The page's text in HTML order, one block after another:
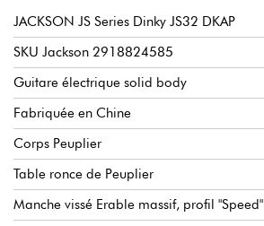
JACKSON JS Series Dinky JS32 DKAP
SKU Jackson 2918824585
Guitare électrique solid body
Fabriquée en Chine
Corps Peuplier
Table ronce de Peuplier
Manche vissé Erable massif, profil "Speed"